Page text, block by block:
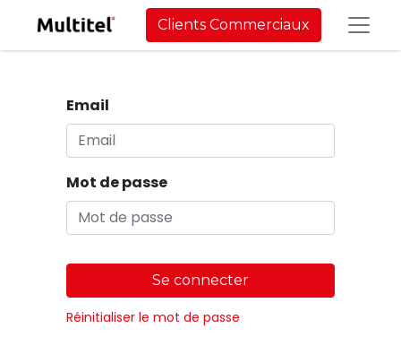
Clients Commerciaux
Email
Mot de passe
Se connecter
Réinitialiser le mot de passe